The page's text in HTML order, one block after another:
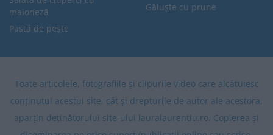
maioneză
Pastă de pește
Găluște cu prune
Toate articolele, fotografiile și clipurile video care alcătuiesc
conținutul acestui site, cât și drepturile de autor ale acestora,
aparțin deținătorului site-ului lauralaurentiu.ro. Copierea și